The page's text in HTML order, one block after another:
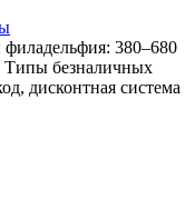
380–680
Типы безналичных
дисконтная система